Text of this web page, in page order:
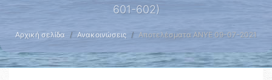
601-602)
Αρχική σελίδα Ανακοινώσεις Αποτελέσματα ΑΝΥΕ 09-07-2021